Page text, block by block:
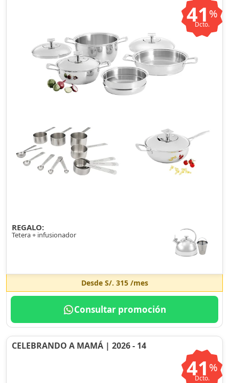
41 %
Dcto.
REGALO:
Tetera + infusionador
Desde S/. 315/mes
Consultar promoción
CELEBRANDO A MAMÁ | 2026 - 14
41 %
Dcto.